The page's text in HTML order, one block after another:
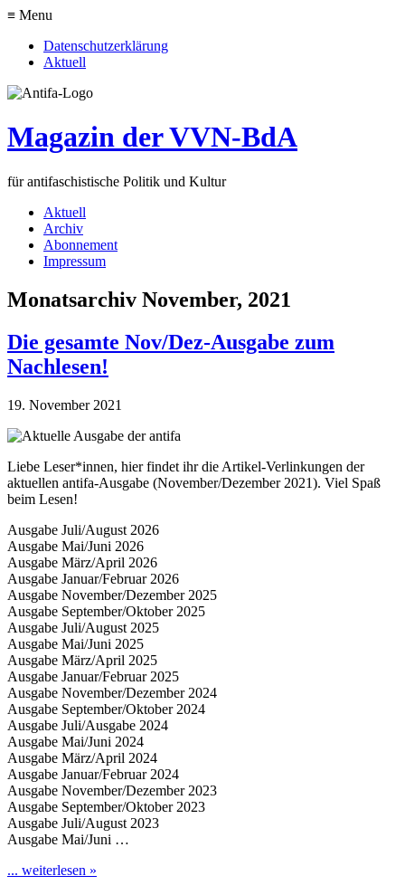
≡ Menu
Datenschutzerklärung
Aktuell
Magazin der VVN-BdA
für antifaschistische Politik und Kultur
Aktuell
Archiv
Abonnement
Impressum
Monatsarchiv November, 2021
Die gesamte Nov/Dez-Ausgabe zum
Nachlesen!
19. November 2021
Liebe Leser*innen, hier findet ihr die Artikel-Verlinkungen der
aktuellen antifa-Ausgabe (November/Dezember 2021). Viel Spaß
beim Lesen!
Ausgabe Juli/August 2026
Ausgabe Mai/Juni 2026
Ausgabe März/April 2026
Ausgabe Januar/Februar 2026
Ausgabe November/Dezember 2025
Ausgabe September/Oktober 2025
Ausgabe Juli/August 2025
Ausgabe Mai/Juni 2025
Ausgabe März/April 2025
Ausgabe Januar/Februar 2025
Ausgabe November/Dezember 2024
Ausgabe September/Oktober 2024
Ausgabe Juli/Ausgabe 2024
Ausgabe Mai/Juni 2024
Ausgabe März/April 2024
Ausgabe Januar/Februar 2024
Ausgabe November/Dezember 2023
Ausgabe September/Oktober 2023
Ausgabe Juli/August 2023
Ausgabe Mai/Juni …
... weiterlesen »